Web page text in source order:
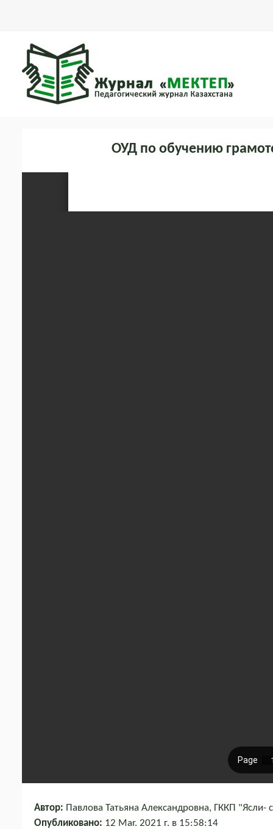
ОУД по обучению
Автор: Павлова Татьяна Александровна, ГККП
Опубликовано: 12 Mar. 2021 г. в 15:58:14